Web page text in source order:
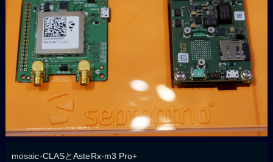
mosaic-CLASとAsteRx-m3 Pro+